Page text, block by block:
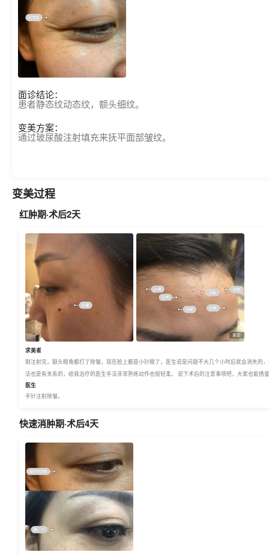
面诊结论：
患者静态纹动态纹，额头细纹。
变美方案：
通过玻尿酸注射填充来抚平面部皱纹。
变美过程
红肿期·术后2天
素颜
求美者
刚注射完，额头眼角都打了除皱，现在脸上都是小针眼了，医生说是问题不大几个小时后就会消失
法也是有关系的，给我治疗的医生手法非常熟练动作也很轻柔。 说下术后的注意事项吧，大家也能
医生
手针注射除皱。
快速消肿期·术后4天